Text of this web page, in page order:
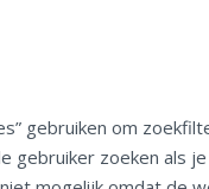
gebruiken om
gebruiker zoeken als